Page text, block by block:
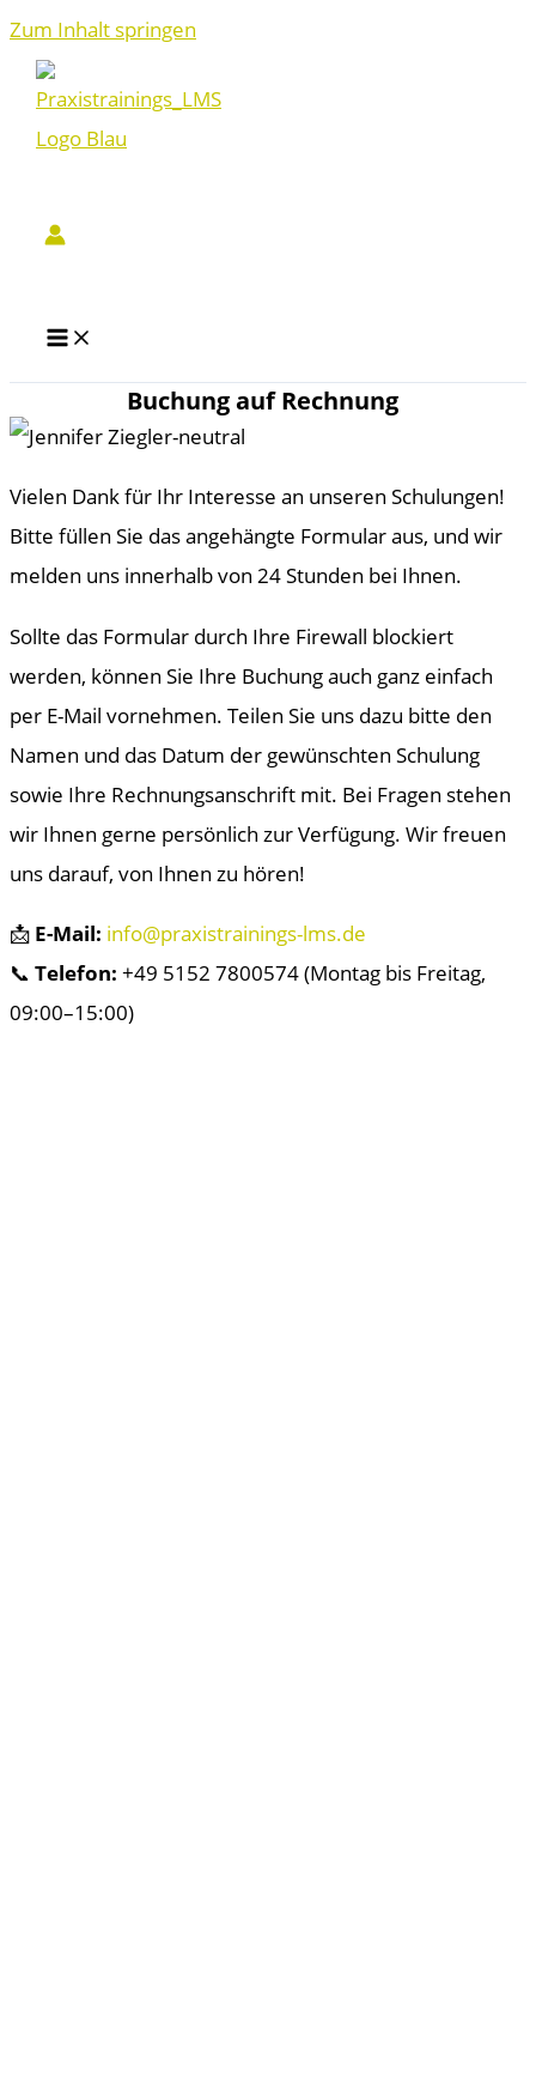
Zum Inhalt springen
Buchung auf Rechnung
Vielen Dank für Ihr Interesse an unseren Schulungen!
Bitte füllen Sie das angehängte Formular aus, und wir
melden uns innerhalb von 24 Stunden bei Ihnen.
Sollte das Formular durch Ihre Firewall blockiert
werden, können Sie Ihre Buchung auch ganz einfach
per E-Mail vornehmen. Teilen Sie uns dazu bitte den
Namen und das Datum der gewünschten Schulung
sowie Ihre Rechnungsanschrift mit. Bei Fragen stehen
wir Ihnen gerne persönlich zur Verfügung. Wir freuen
uns darauf, von Ihnen zu hören!
📩 E-Mail: info@praxistrainings-lms.de
📞 Telefon: +49 5152 7800574 (Montag bis Freitag,
09:00–15:00)